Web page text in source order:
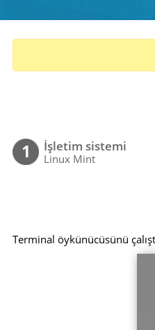
1 İşletim sistemi
Linux Mint
Terminal öykünücüsünü